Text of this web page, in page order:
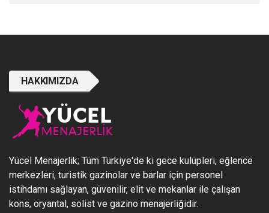
HAKKIMIZDA
Yücel Menajerlik; Tüm Türkiye'de ki gece kulüpleri, eğlence
merkezleri, turistik gazinolar ve barlar için personel
istihdamı sağlayan, güvenilir, elit ve mekanlar ile çalışan
kons, oryantal, solist ve gazino menajerliğidir.